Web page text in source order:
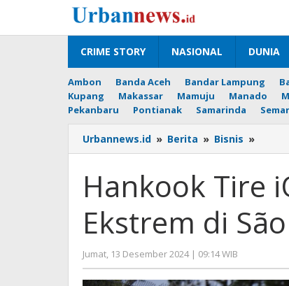
konten
CRIME STORY NASIONAL DUNIA
Ambon Banda Aceh Bandar Lampung
Kupang
Makassar Mamuju Manado
Pekanbaru
Pontianak Samarinda
Urbannews.id » Berita » Bisnis »
Tire
Race
Kuasai
Kondisi
Paulo
Hankook Tire
Ekstrem di
Jumat, 13 Desember 2024 | 09:14 WIB
Hengki
Seprihadi